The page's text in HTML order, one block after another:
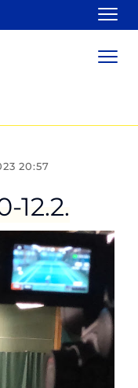
20:57
12.2.